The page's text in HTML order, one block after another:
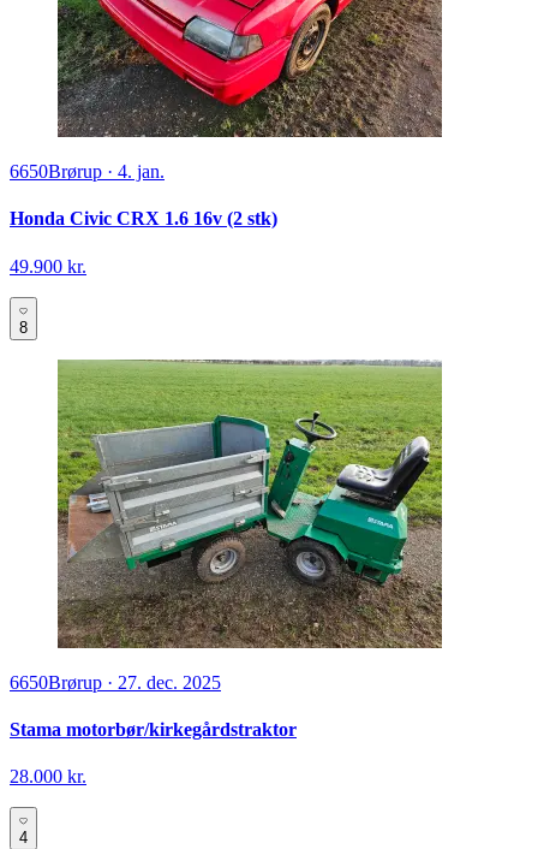
6650Brørup · 4. jan.
Honda Civic CRX 1.6 16v (2 stk)
49.900 kr.
8
6650Brørup · 27. dec. 2025
Stama motorbør/kirkegårdstraktor
28.000 kr.
4